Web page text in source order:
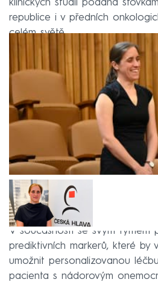
klinických studií podána
republice i v předních
celém světě.
V současnosti se svým týmem
prediktivních markerů, které by
umožnit personalizovanou
pacienta s nádorovým